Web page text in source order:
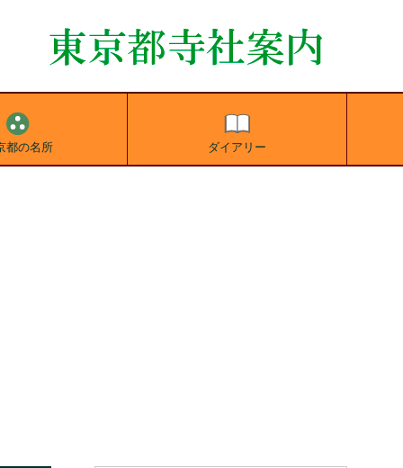
都の名所 ダイアリー